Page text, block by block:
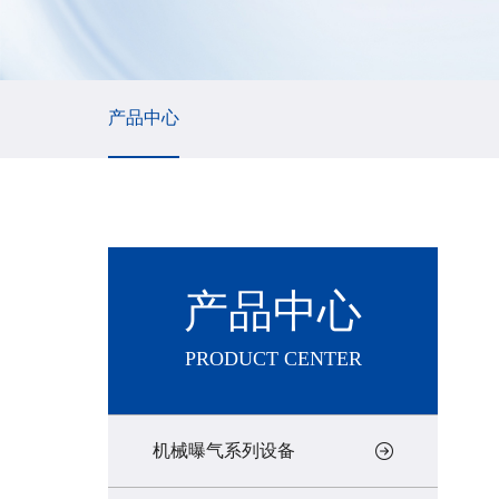
产品中心
产品中心
PRODUCT CENTER
机械曝气系列设备